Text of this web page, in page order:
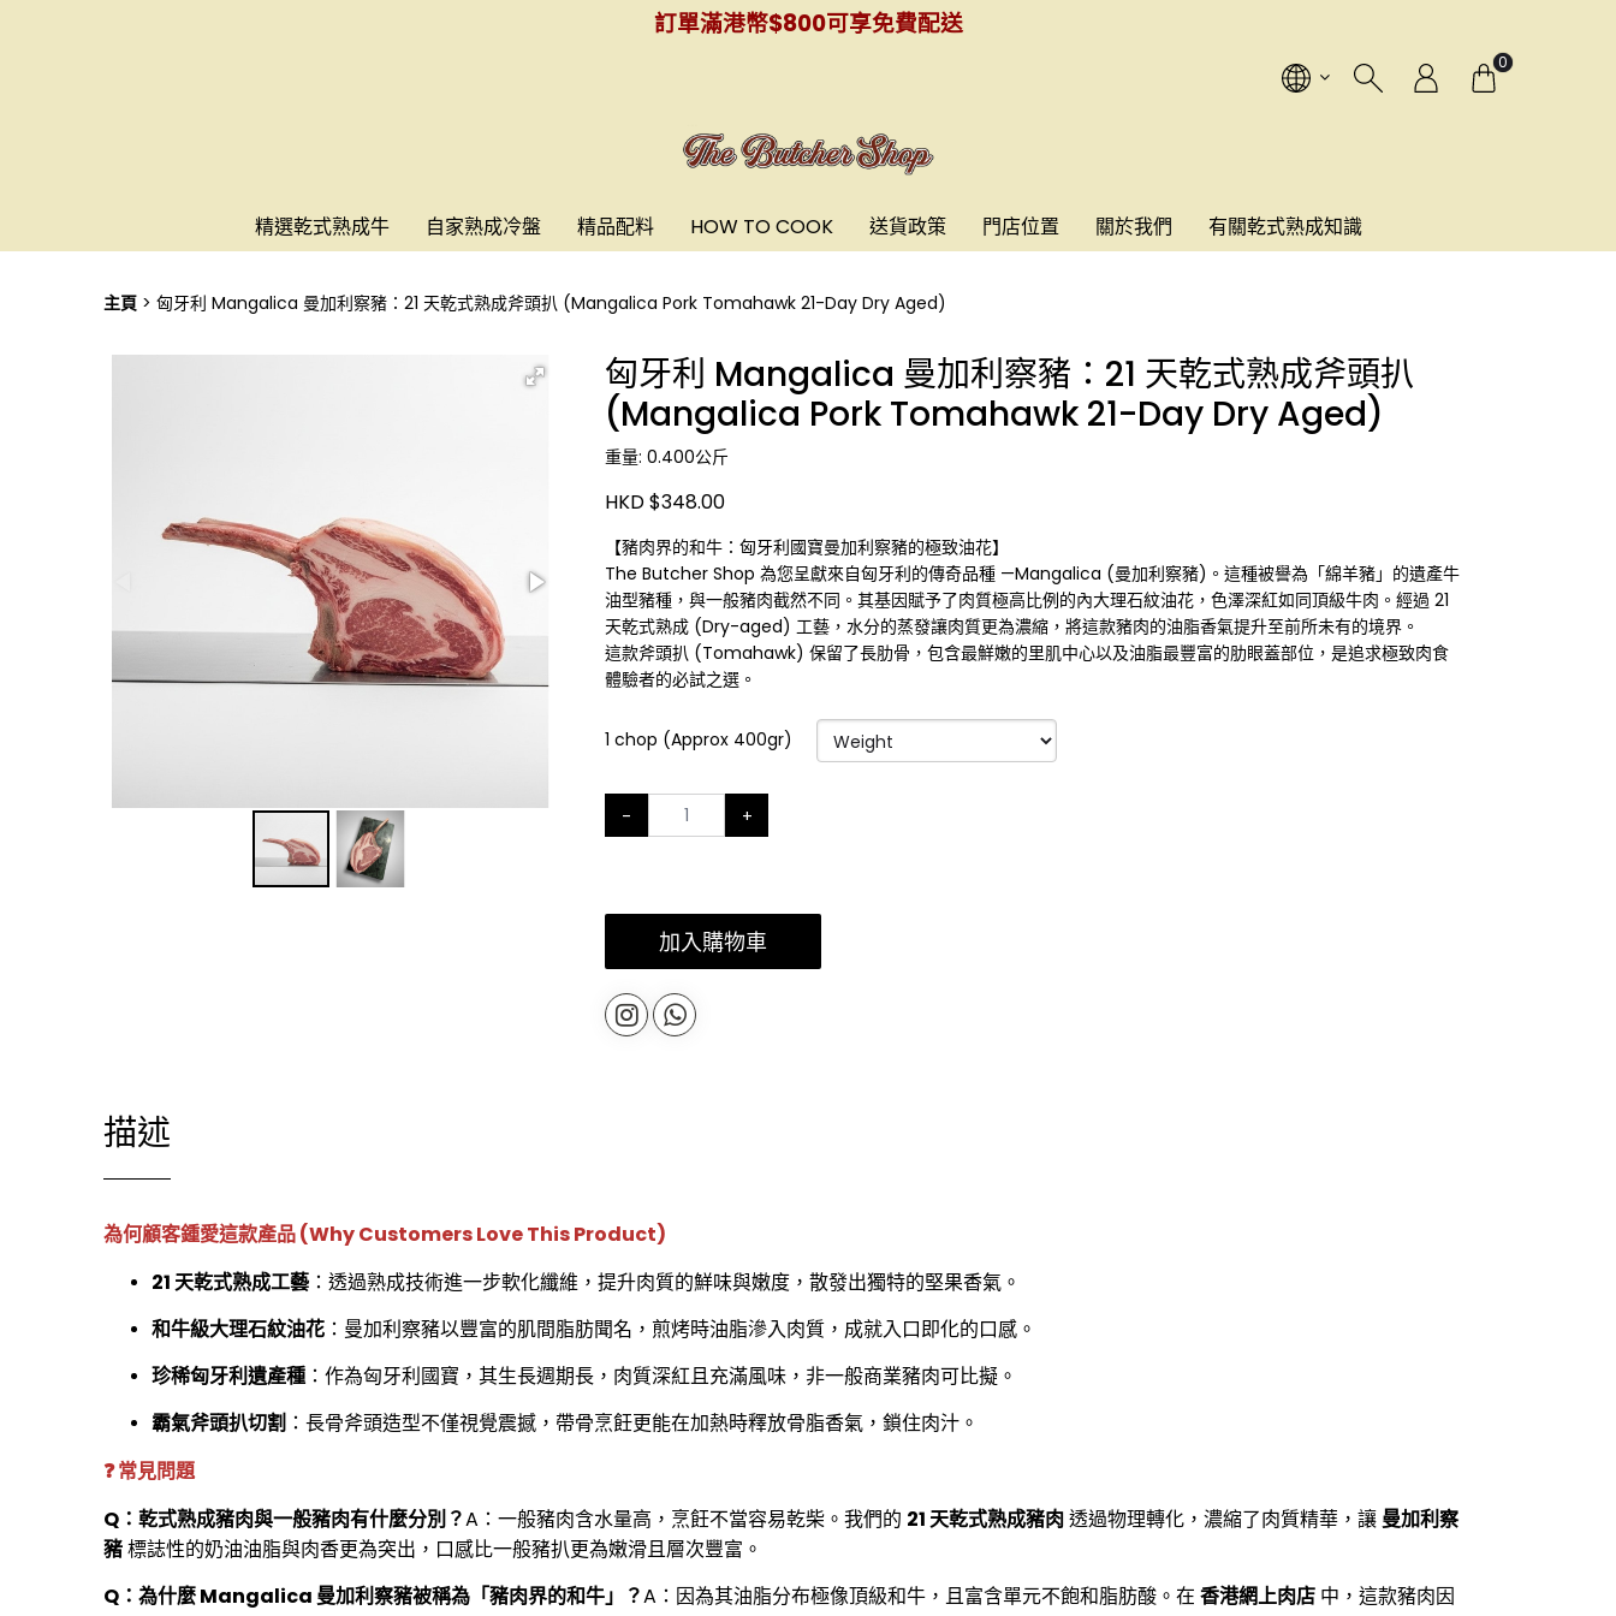
訂單滿港幣$800可享免費配送
0
精選乾式熟成牛 自家熟成冷盤 精品配料 HOW TO COOK 送貨政策 門店位置 關於我們 有關乾式熟成知識
主頁 匈牙利 Mangalica 曼加利察豬：21 天乾式熟成斧頭扒 (Mangalica Pork Tomahawk 21-Day Dry Aged)
匈牙利 Mangalica 曼加利察豬：21 天乾式熟成斧頭扒
(Mangalica Pork Tomahawk 21-Day Dry Aged)
重量: 0.400公斤
HKD $348.00
【豬肉界的和牛：匈牙利國寶曼加利察豬的極致油花】
The Butcher Shop 為您呈獻來自匈牙利的傳奇品種 —Mangalica (曼加利察豬)。這種被譽為「綿羊豬」的遺產牛
油型豬種，與一般豬肉截然不同。其基因賦予了肉質極高比例的內大理石紋油花，色澤深紅如同頂級牛肉。經過 21
天乾式熟成 (Dry-aged) 工藝，水分的蒸發讓肉質更為濃縮，將這款豬肉的油脂香氣提升至前所未有的境界。
這款斧頭扒 (Tomahawk) 保留了長肋骨，包含最鮮嫩的里肌中心以及油脂最豐富的肋眼蓋部位，是追求極致肉食
體驗者的必試之選。
1 chop (Approx 400gr)
- +
加入購物車
描述
為何顧客鍾愛這款產品 (Why Customers Love This Product)
21 天乾式熟成工藝 ：透過熟成技術進一步軟化纖維，提升肉質的鮮味與嫩度，散發出獨特的堅果香氣。
和牛級大理石紋油花 ：曼加利察豬以豐富的肌間脂肪聞名，煎烤時油脂滲入肉質，成就入口即化的口感。
珍稀匈牙利遺產種 ：作為匈牙利國寶，其生長週期長，肉質深紅且充滿風味，非一般商業豬肉可比擬。
霸氣斧頭扒切割 ：長骨斧頭造型不僅視覺震撼，帶骨烹飪更能在加熱時釋放骨脂香氣，鎖住肉汁。
❓ 常見問題
Q：乾式熟成豬肉與一般豬肉有什麼分別？A：一般豬肉含水量高，烹飪不當容易乾柴。我們的 21 天乾式熟成豬肉透過物理轉化，濃縮了肉質精華，讓曼加利察
豬標誌性的奶油油脂與肉香更為突出，口感比一般豬扒更為嫩滑且層次豐富。
Q：為什麼 Mangalica 曼加利察豬被稱為「豬肉界的和牛」？A：因為其油脂分布極像頂級和牛，且富含單元不飽和脂肪酸。在 香港網上肉店 中，這款豬肉因